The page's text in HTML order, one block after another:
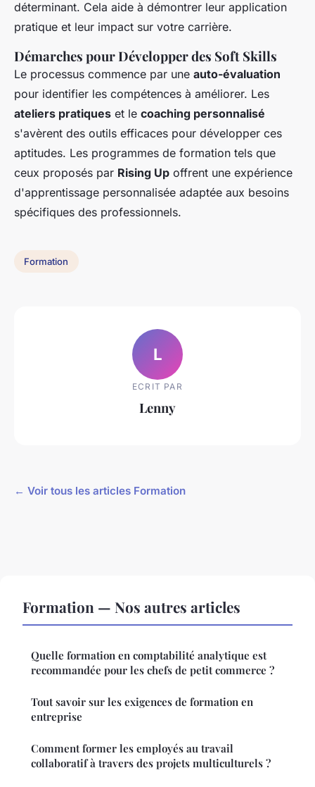
déterminant. Cela aide à démontrer leur application
pratique et leur impact sur votre carrière.
Démarches pour Développer des Soft Skills
Le processus commence par une auto-évaluation
pour identifier les compétences à améliorer. Les
ateliers pratiques et le coaching personnalisé
s'avèrent des outils efficaces pour développer ces
aptitudes. Les programmes de formation tels que
ceux proposés par Rising Up offrent une expérience
d'apprentissage personnalisée adaptée aux besoins
spécifiques des professionnels.
Formation
L
ECRIT PAR
Lenny
← Voir tous les articles Formation
Formation — Nos autres articles
Quelle formation en comptabilité analytique est
recommandée pour les chefs de petit commerce ?
Tout savoir sur les exigences de formation en
entreprise
Comment former les employés au travail
collaboratif à travers des projets multiculturels ?